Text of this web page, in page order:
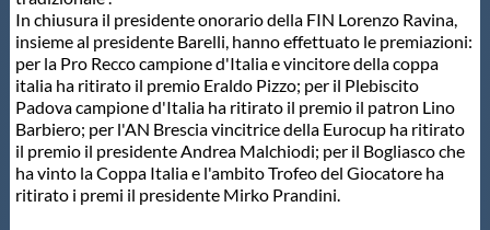
In chiusura il presidente onorario della FIN Lorenzo Ravina,
insieme al presidente Barelli, hanno effettuato le premiazioni:
per la Pro Recco campione d'Italia e vincitore della coppa
italia ha ritirato il premio Eraldo Pizzo; per il Plebiscito
Padova campione d'Italia ha ritirato il premio il patron Lino
Barbiero; per l'AN Brescia vincitrice della Eurocup ha ritirato
il premio il presidente Andrea Malchiodi; per il Bogliasco che
ha vinto la Coppa Italia e l'ambito Trofeo del Giocatore ha
ritirato i premi il presidente Mirko Prandini.